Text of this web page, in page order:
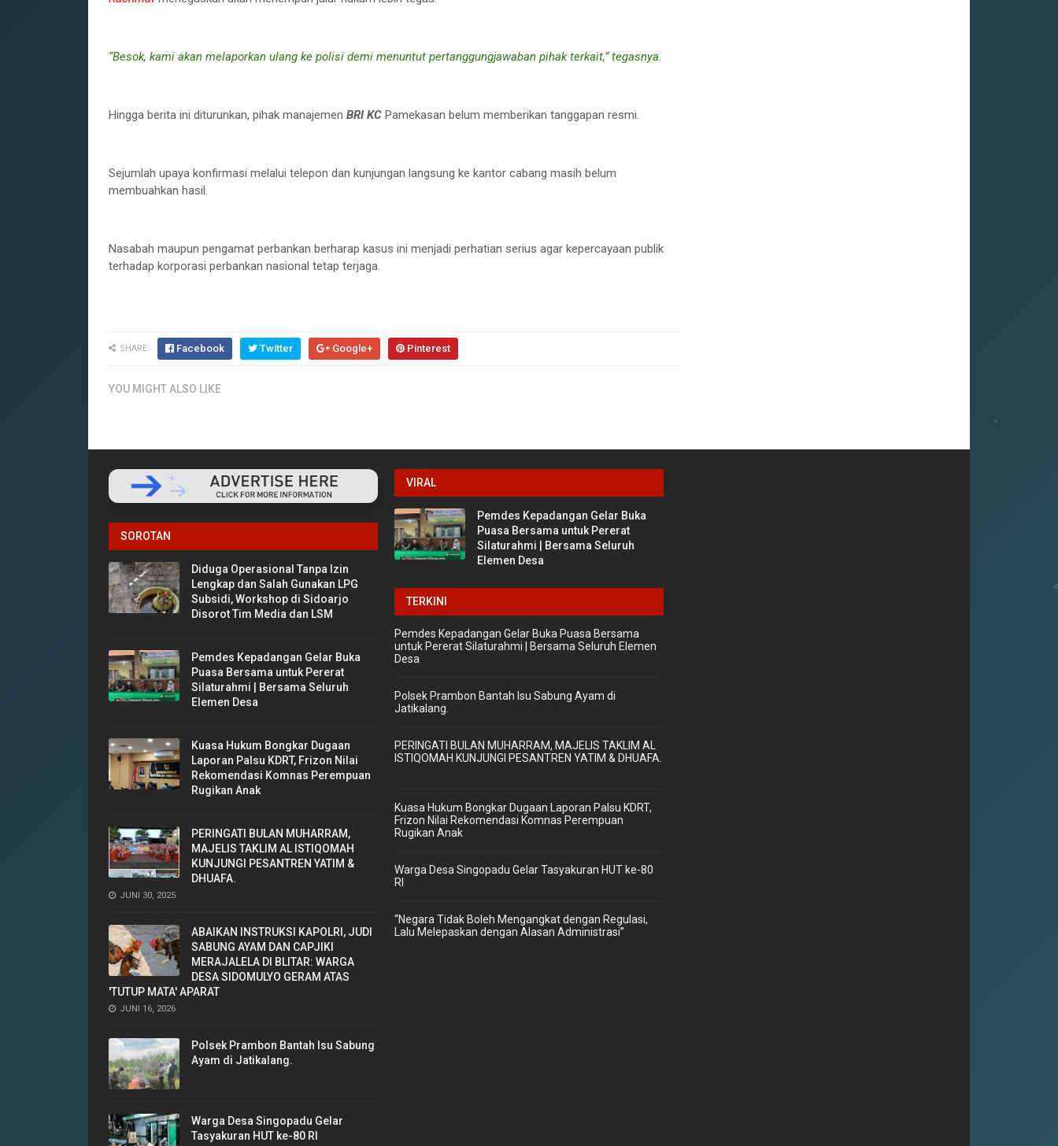
“Besok, kami akan melaporkan ulang ke polisi demi menuntut pertanggungjawaban pihak terkait,” tegasnya.
Hingga berita ini diturunkan, pihak manajemen BRI KC Pamekasan belum memberikan tanggapan resmi.
Sejumlah upaya konfirmasi melalui telepon dan kunjungan langsung ke kantor cabang masih belum
membuahkan hasil.
Nasabah maupun pengamat perbankan berharap kasus ini menjadi perhatian serius agar kepercayaan publik
terhadap korporasi perbankan nasional tetap terjaga.
SHARE: Facebook Twitter Google+ Pinterest
YOU MIGHT ALSO LIKE
SOROTAN
Diduga Operasional Tanpa Izin
Lengkap dan Salah Gunakan LPG
Subsidi, Workshop di Sidoarjo
Disorot Tim Media dan LSM
Pemdes Kepadangan Gelar Buka
Puasa Bersama untuk Pererat
Silaturahmi | Bersama Seluruh
Elemen Desa
‎Kuasa Hukum Bongkar Dugaan
Laporan Palsu KDRT, Frizon Nilai
Rekomendasi Komnas Perempuan
Rugikan Anak
‎PERINGATI BULAN MUHARRAM,
MAJELIS TAKLIM AL ISTIQOMAH
KUNJUNGI PESANTREN YATIM &
DHUAFA. ‎
JUNI 30, 2025
ABAIKAN INSTRUKSI KAPOLRI, JUDI
SABUNG AYAM DAN CAPJIKI
MERAJALELA DI BLITAR: WARGA
DESA SIDOMULYO GERAM ATAS
'TUTUP MATA' APARAT
JUNI 16, 2026
Polsek Prambon Bantah Isu Sabung
Ayam di Jatikalang.
Warga Desa Singopadu Gelar
Tasyakuran HUT ke-80 RI
VIRAL
Pemdes Kepadangan Gelar Buka
Puasa Bersama untuk Pererat
Silaturahmi | Bersama Seluruh
Elemen Desa
TERKINI
Pemdes Kepadangan Gelar Buka Puasa Bersama
untuk Pererat Silaturahmi | Bersama Seluruh Elemen
Desa
Polsek Prambon Bantah Isu Sabung Ayam di
Jatikalang.
‎PERINGATI BULAN MUHARRAM, MAJELIS TAKLIM AL
ISTIQOMAH KUNJUNGI PESANTREN YATIM & DHUAFA.
‎Kuasa Hukum Bongkar Dugaan Laporan Palsu KDRT,
Frizon Nilai Rekomendasi Komnas Perempuan
Rugikan Anak
Warga Desa Singopadu Gelar Tasyakuran HUT ke-80
RI
“Negara Tidak Boleh Mengangkat dengan Regulasi,
Lalu Melepaskan dengan Alasan Administrasi”